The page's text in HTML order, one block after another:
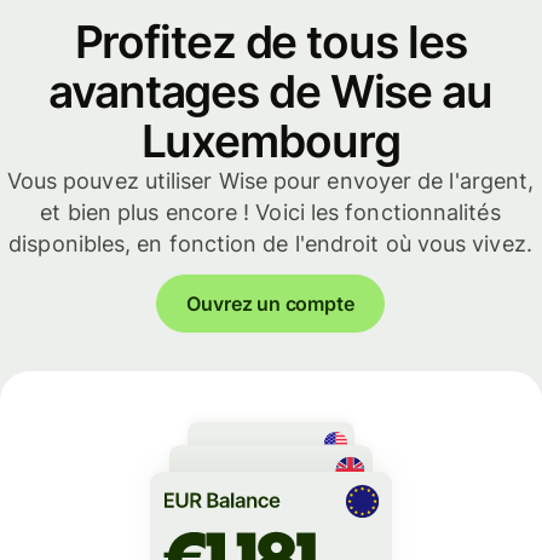
Profitez de tous les
avantages de Wise au
Luxembourg
Vous pouvez utiliser Wise pour envoyer de l'argent,
et bien plus encore ! Voici les fonctionnalités
disponibles, en fonction de l'endroit où vous vivez.
Ouvrez un compte